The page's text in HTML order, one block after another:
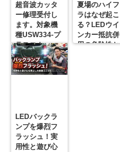
超音波カッタ
ー修理受付し
ます。対象機
種USW334-プ
ラスコム-
R31GONTA
夏場のハイフ
ラはなぜ起こ
る？LEDウイ
ンカー抵抗併
用の危険性と
LEDバックラ
ンプを爆烈フ
ラッシュ！実
用性と遊び心